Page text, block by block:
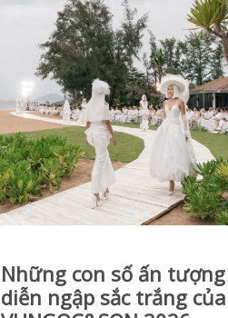
Những con số ấn
diễn ngập sắc trắng của